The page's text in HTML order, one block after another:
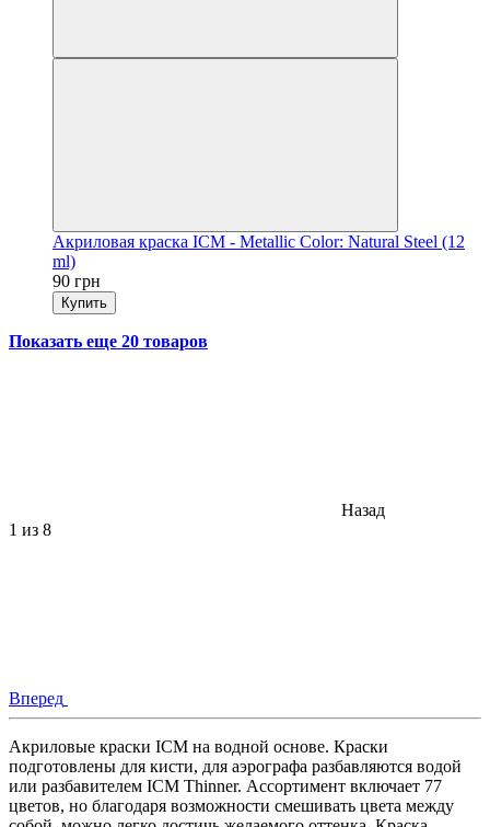
Акриловая краска ICM - Metallic Color: Natural Steel (12
ml)
90 грн
Купить
Показать еще 20 товаров
Назад
1 из 8
Вперед
Акриловые краски ICM на водной основе. Краски
подготовлены для кисти, для аэрографа разбавляются водой
или разбавителем ICM Thinner. Ассортимент включает 77
цветов, но благодаря возможности смешивать цвета между